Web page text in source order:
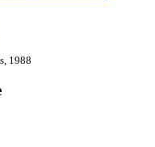
1988